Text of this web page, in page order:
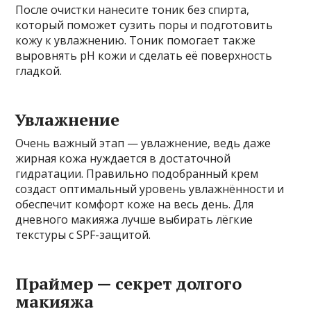
После очистки нанесите тоник без спирта,
который поможет сузить поры и подготовить
кожу к увлажнению. Тоник помогает также
выровнять pH кожи и сделать её поверхность
гладкой.
Увлажнение
Очень важный этап — увлажнение, ведь даже
жирная кожа нуждается в достаточной
гидратации. Правильно подобранный крем
создаст оптимальный уровень увлажнённости и
обеспечит комфорт коже на весь день. Для
дневного макияжа лучше выбирать лёгкие
текстуры с SPF-защитой.
Праймер — секрет долгого
макияжа